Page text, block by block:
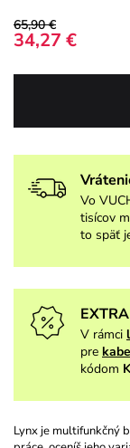
65,90 €
34,27 €
Vo
tisícov
to späť
V rámci
pre
kódom
Lynx je multifunkčný